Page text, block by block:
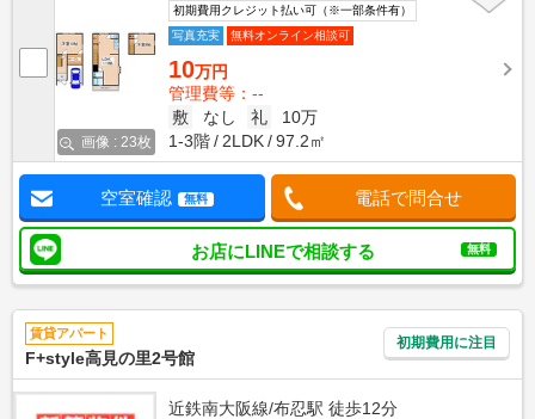
画像 : 23枚
初期費用クレジット払い可（※一部条件有）
写真充実
無料オンライン相談可
10万円
管理費等：--
敷
なし 礼
10万
1-3階
2LDK 97.2㎡
空室確認 無料 電話で問合せ
お店にLINEで相談する 無料
賃貸アパート
F+style高見の里2号館
初期費用に注目
近鉄南大阪線/布忍駅 徒歩12分